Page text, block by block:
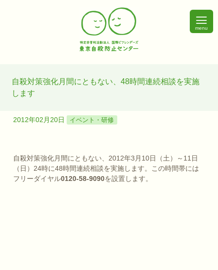
menu
自殺対策強化月間にともない、48時間連続相談を実施
します
2012年02月20日 イベント・研修
自殺対策強化月間にともない、2012年3月10日（土）～11日
（日）24時に48時間連続相談を実施します。この時間帯には
フリーダイヤル0120-58-9090を設置します。